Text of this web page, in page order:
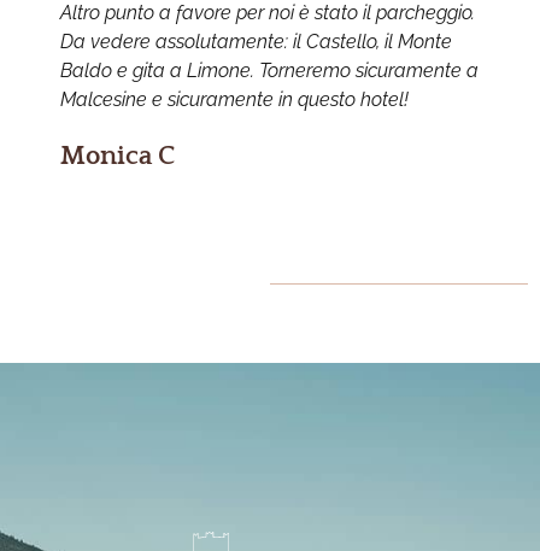
Altro punto a favore per noi è stato il parcheggio.
Da vedere assolutamente: il Castello, il Monte
Baldo e gita a Limone. Torneremo sicuramente a
Malcesine e sicuramente in questo hotel!
Monica C